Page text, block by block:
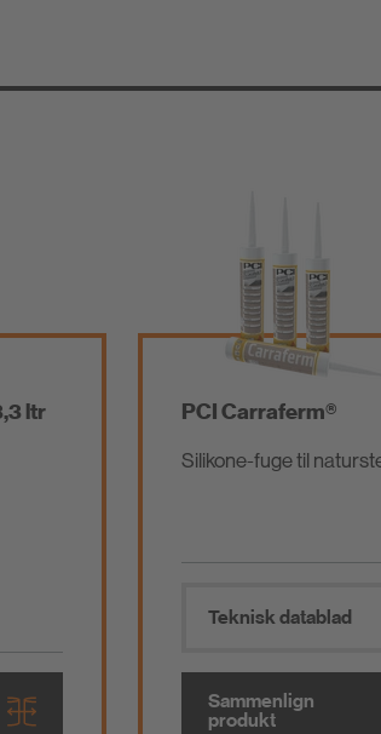
og
ltr PCI Carraferm®
Silikone-fuge til
Teknisk datablad
Sammenlign
produkt